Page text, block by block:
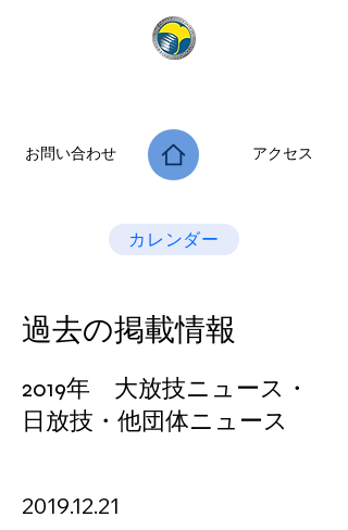
お問い合わせ アクセス
カレンダー
​過去の掲載情報
2019年 大放技ニュース・
日放技・他団体ニュース
2019.12.21